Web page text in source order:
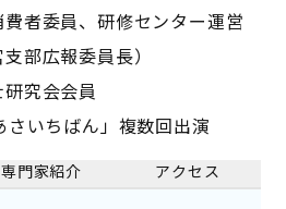
者委員、研修センター運営
支部広報委員長）
究会会員
いちばん」複数回出演
専門家紹介 アクセス